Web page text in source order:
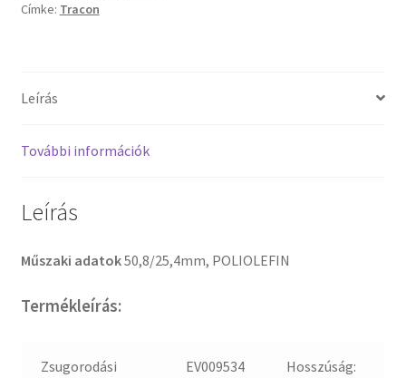
Címke: Tracon
Leírás
További információk
Leírás
Műszaki adatok50,8/25,4mm, POLIOLEFIN
Termékleírás:
Zsugorodási
EV009534 Hosszúság: